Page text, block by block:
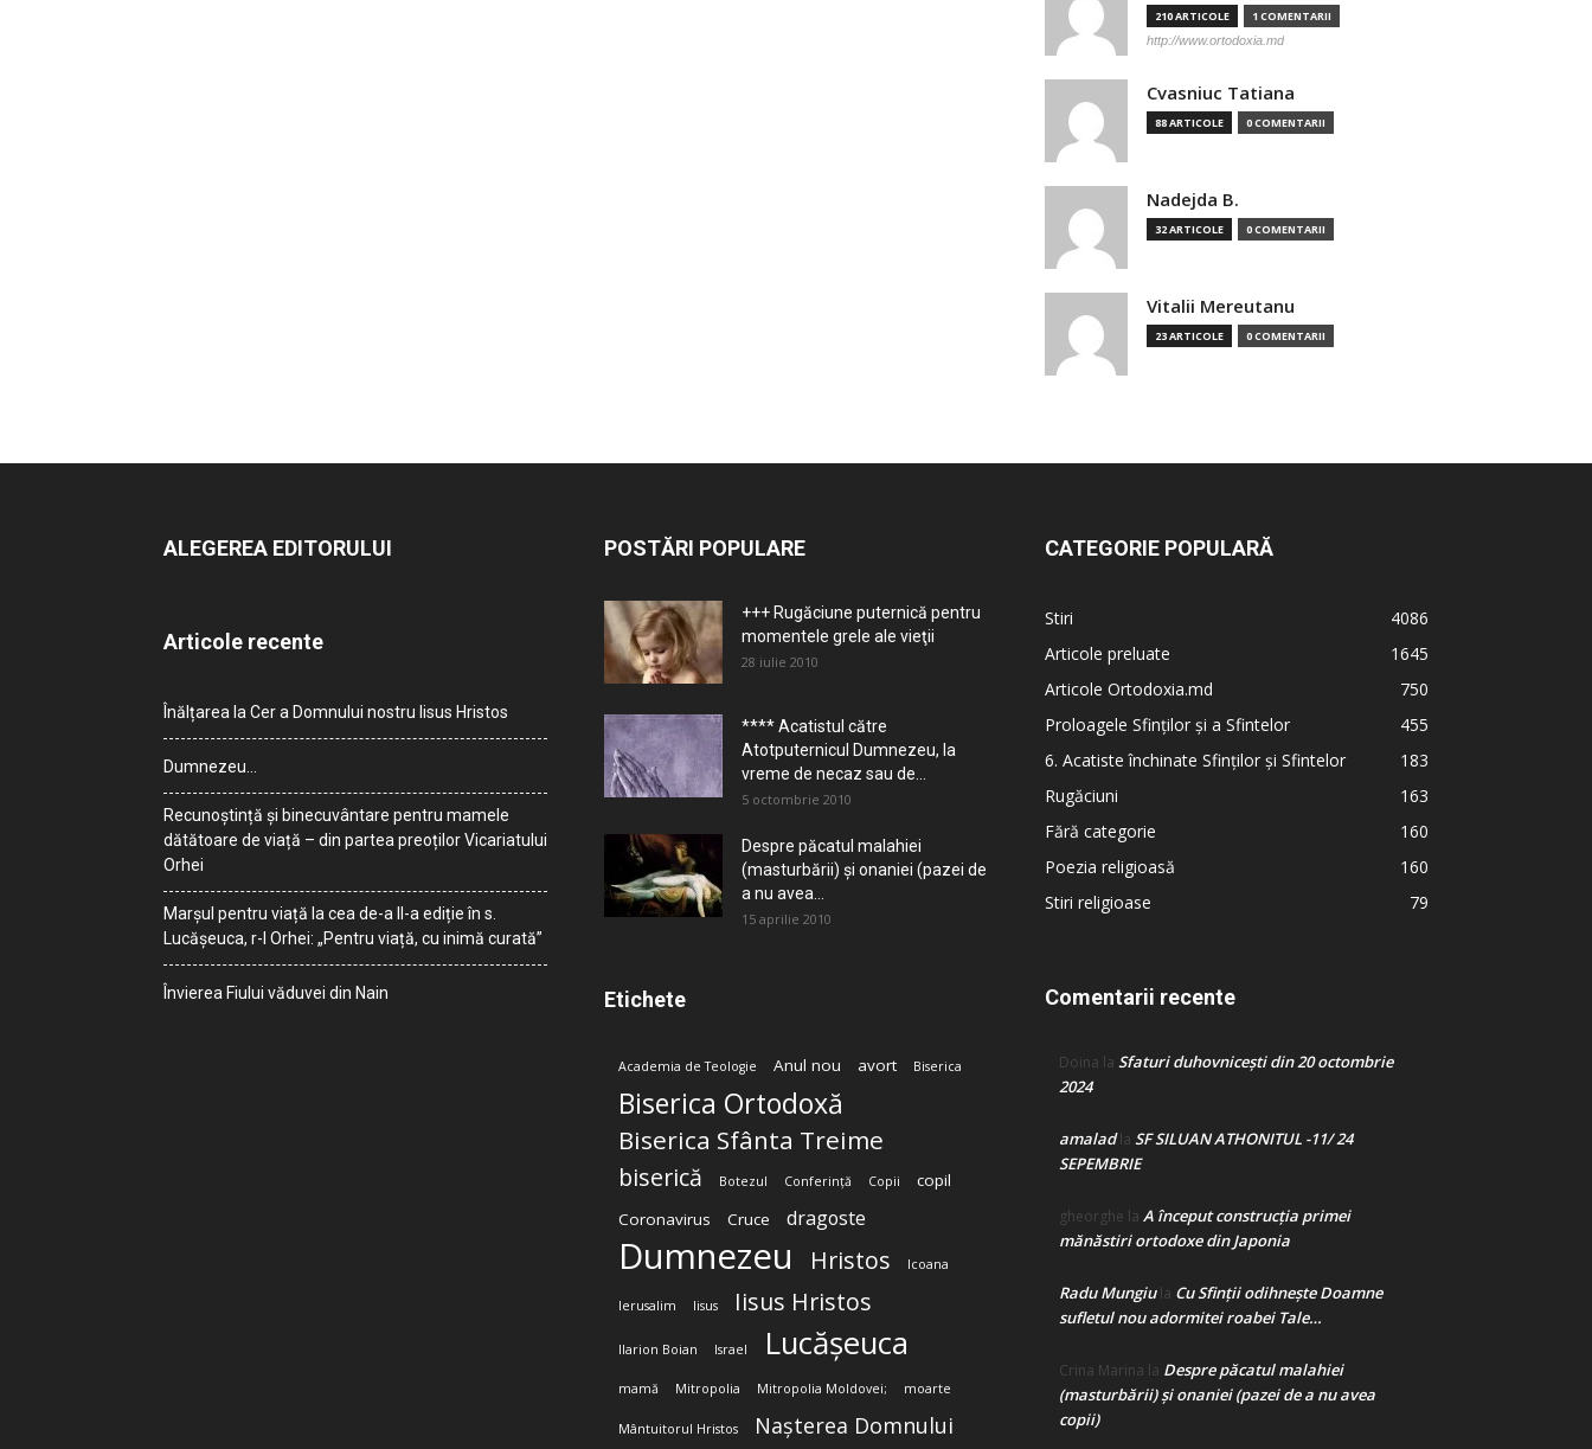
210 ARTICOLE 1 COMENTARII
http://www.ortodoxia.md
Cvasniuc Tatiana
88 ARTICOLE 0 COMENTARII
Nadejda B.
32 ARTICOLE 0 COMENTARII
Vitalii Mereutanu
23 ARTICOLE 0 COMENTARII
ALEGEREA EDITORULUI
Articole recente
Înălțarea la Cer a Domnului nostru Iisus Hristos
Dumnezeu…
Recunoștință și binecuvântare pentru mamele
dătătoare de viață – din partea preoților Vicariatului
Orhei
Marșul pentru viață la cea de-a II-a ediție în s.
Lucășeuca, r-l Orhei: „Pentru viață, cu inimă curată”
Învierea Fiului văduvei din Nain
POSTĂRI POPULARE
+++ Rugăciune puternică pentru
momentele grele ale vieţii
28 iulie 2010
**** Acatistul către
Atotputernicul Dumnezeu, la
vreme de necaz sau de...
5 octombrie 2010
Despre păcatul malahiei
(masturbării) şi onaniei (pazei de
a nu avea...
15 aprilie 2010
Etichete
Academia de Teologie Anul nou avort Biserica
Biserica Ortodoxă
Biserica Sfânta Treime
biserică Botezul Conferință Copii
copil
Coronavirus
Cruce dragoste
Dumnezeu Hristos Icoana
Ierusalim Iisus Iisus Hristos
Ilarion Boian Israel Lucășeuca
mamă Mitropolia Mitropolia Moldovei; moarte
Mântuitorul Hristos Nașterea Domnului
CATEGORIE POPULARĂ
Stiri
4086
Articole preluate
1645
Articole Ortodoxia.md
750
Proloagele Sfinților și a Sfintelor
455
6. Acatiste închinate Sfinților și Sfintelor
183
Rugăciuni
163
Fără categorie
160
Poezia religioasă
160
Stiri religioase
79
Comentarii recente
Doina la Sfaturi duhovnicești din 20 octombrie
2024
amaladla SF SILUAN ATHONITUL -11/ 24
SEPEMBRIE
gheorghe la A început construcţia primei
mănăstiri ortodoxe din Japonia
Radu Mungiula Cu Sfinții odihnește Doamne
sufletul nou adormitei roabei Tale…
Crina Marina la Despre păcatul malahiei
(masturbării) şi onaniei (pazei de a nu avea
copii)